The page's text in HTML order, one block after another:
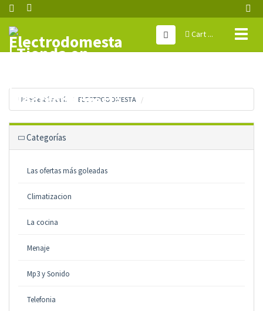
Cart ...
Usted está aquí: ELECTRODOMESTA
Categorías
Las ofertas más goleadas
Climatizacion
La cocina
Menaje
Mp3 y Sonido
Telefonia